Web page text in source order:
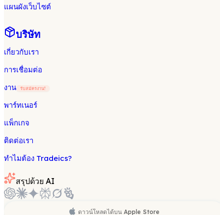
แผนผังเว็บไซต์
บริษัท
เกี่ยวกับเรา
การเชื่อมต่อ
งาน
รับสมัครงาน!
พาร์ทเนอร์
แพ็กเกจ
ติดต่อเรา
ทำไมต้อง Tradeics?
สรุปด้วย AI
ดาวน์โหลดได้บน Apple Store